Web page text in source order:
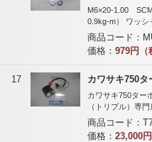
M6×20-1.00
0.9kg-m） ワッシ
商品コード：
価格： 979円（
17 カワサキ750
カワサキ750ター
（トリプル）専
商品コード：
価格： 23,000円